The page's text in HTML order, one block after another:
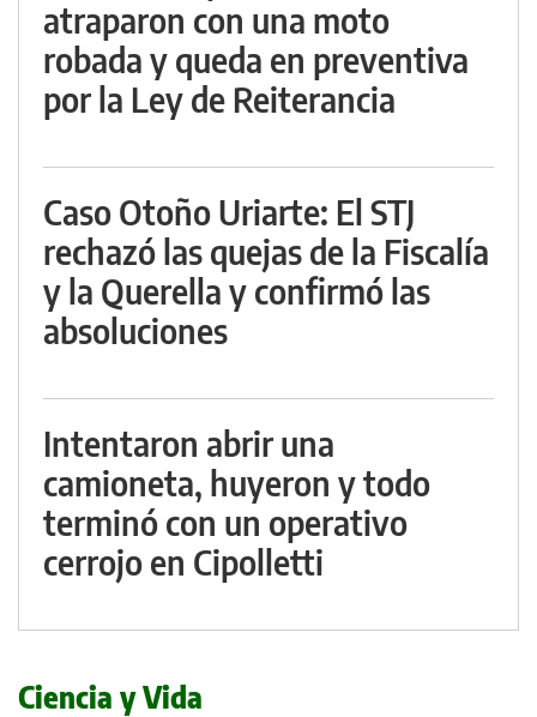
atraparon con una moto
robada y queda en preventiva
por la Ley de Reiterancia
Caso Otoño Uriarte: El STJ
rechazó las quejas de la Fiscalía
y la Querella y confirmó las
absoluciones
Intentaron abrir una
camioneta, huyeron y todo
terminó con un operativo
cerrojo en Cipolletti
Ciencia y Vida